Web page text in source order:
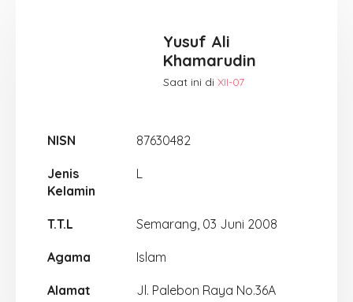
Yusuf Ali
Khamarudin
Saat ini di XII-07
NISN 87630482
Jenis
Kelamin
L
T.T.L Semarang, 03 Juni 2008
Agama Islam
Alamat Jl. Palebon Raya No.36A